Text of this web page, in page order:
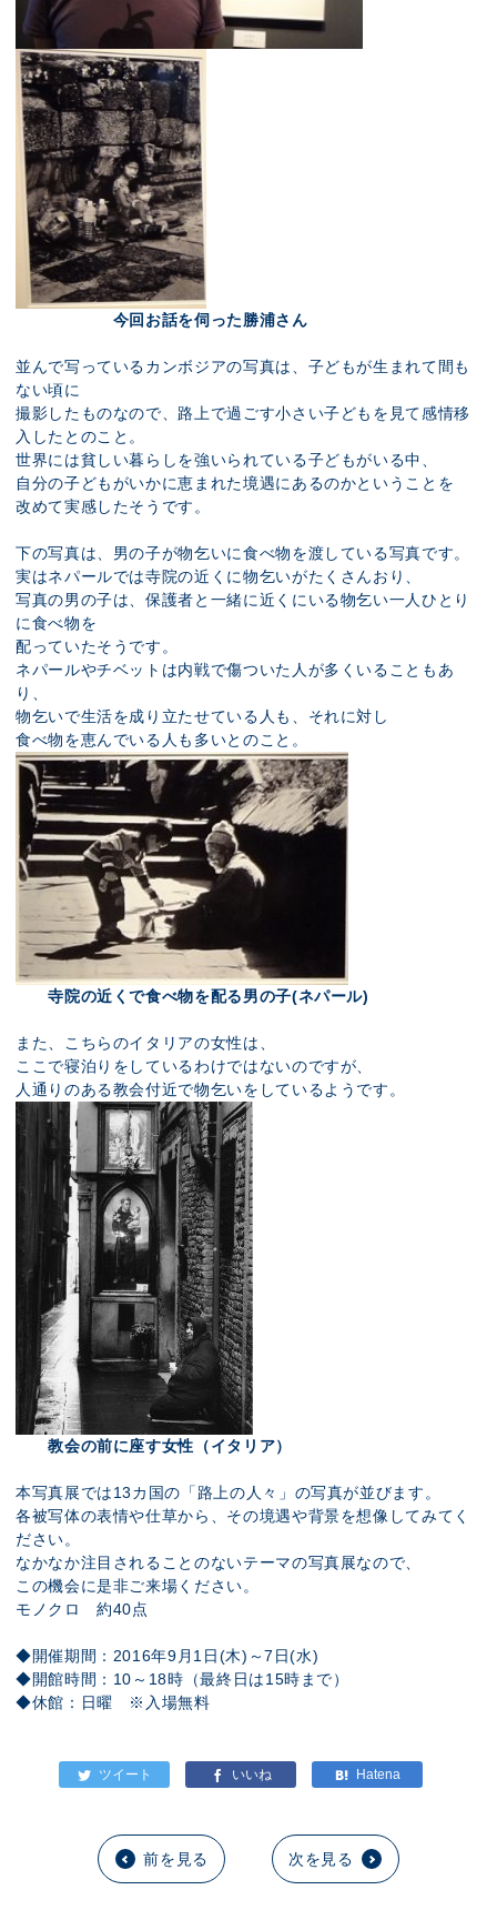
今回お話を伺った勝浦さん
並んで写っているカンボジアの写真は、子どもが生まれて間も
ない頃に
撮影したものなので、路上で過ごす小さい子どもを見て感情移
入したとのこと。
世界には貧しい暮らしを強いられている子どもがいる中、
自分の子どもがいかに恵まれた境遇にあるのかということを
改めて実感したそうです。
下の写真は、男の子が物乞いに食べ物を渡している写真です。
実はネパールでは寺院の近くに物乞いがたくさんおり、
写真の男の子は、保護者と一緒に近くにいる物乞い一人ひとり
に食べ物を
配っていたそうです。
ネパールやチベットは内戦で傷ついた人が多くいることもあ
り、
物乞いで生活を成り立たせている人も、それに対し
食べ物を恵んでいる人も多いとのこと。
寺院の近くで食べ物を配る男の子(ネパール)
また、こちらのイタリアの女性は、
ここで寝泊りをしているわけではないのですが、
人通りのある教会付近で物乞いをしているようです。
教会の前に座す女性（イタリア）
本写真展では13カ国の「路上の人々」の写真が並びます。
各被写体の表情や仕草から、その境遇や背景を想像してみてく
ださい。
なかなか注目されることのないテーマの写真展なので、
この機会に是非ご来場ください。
モノクロ 約40点
◆開催期間：2016年9月1日(木)～7日(水)
◆開館時間：10～18時（最終日は15時まで）
◆休館：日曜 ※入場無料
前を見る 次を見る